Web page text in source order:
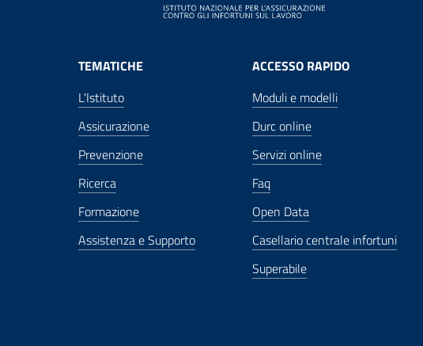
TEMATICHE
L'Istituto
Assicurazione
Prevenzione
Ricerca
Formazione
Assistenza e Supporto
ACCESSO RAPIDO
Moduli e modelli
Durc online
Servizi online
Faq
Open Data
Casellario centrale infortuni
Superabile